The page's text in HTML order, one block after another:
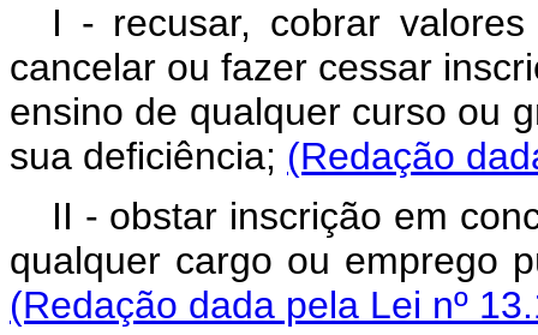
I - recusar, cobrar valores
cancelar ou fazer cessar
ensino de qualquer curso ou
sua deficiência; (Redação
II - obstar inscrição em
qualquer cargo ou emprego
(Redação dada pela Lei nº